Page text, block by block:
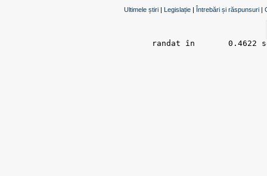
Ultimele știri | Legislație | Întrebări și răspunsuri |
randat în